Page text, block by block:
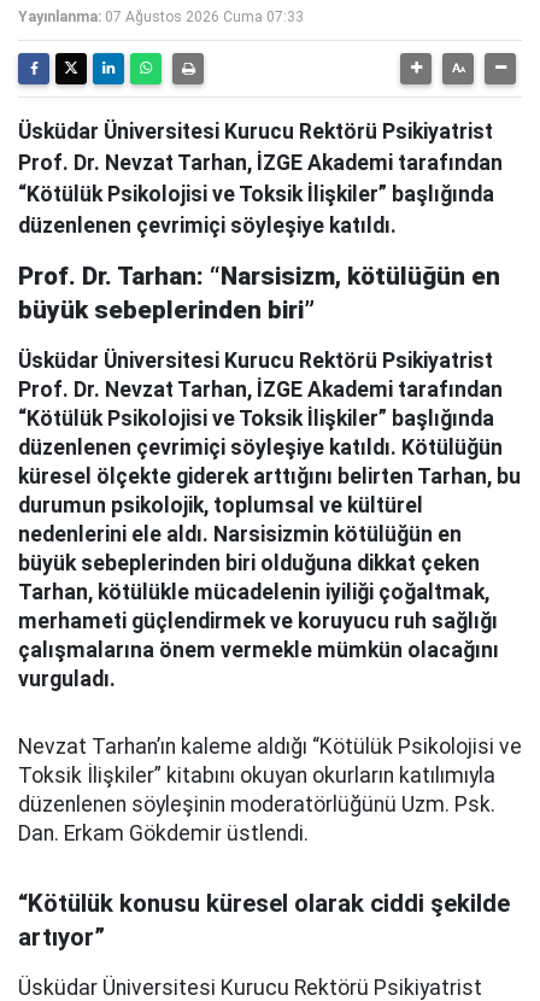
Yayınlanma: 07 Ağustos 2026 Cuma 07:33
Üsküdar Üniversitesi Kurucu Rektörü Psikiyatrist
Prof. Dr. Nevzat Tarhan, İZGE Akademi tarafından
“Kötülük Psikolojisi ve Toksik İlişkiler” başlığında
düzenlenen çevrimiçi söyleşiye katıldı.
Prof. Dr. Tarhan: “Narsisizm, kötülüğün en
büyük sebeplerinden biri”
Üsküdar Üniversitesi Kurucu Rektörü Psikiyatrist
Prof. Dr. Nevzat Tarhan, İZGE Akademi tarafından
“Kötülük Psikolojisi ve Toksik İlişkiler” başlığında
düzenlenen çevrimiçi söyleşiye katıldı. Kötülüğün
küresel ölçekte giderek arttığını belirten Tarhan, bu
durumun psikolojik, toplumsal ve kültürel
nedenlerini ele aldı. Narsisizmin kötülüğün en
büyük sebeplerinden biri olduğuna dikkat çeken
Tarhan, kötülükle mücadelenin iyiliği çoğaltmak,
merhameti güçlendirmek ve koruyucu ruh sağlığı
çalışmalarına önem vermekle mümkün olacağını
vurguladı.
Nevzat Tarhan’ın kaleme aldığı “Kötülük Psikolojisi ve
Toksik İlişkiler” kitabını okuyan okurların katılımıyla
düzenlenen söyleşinin moderatörlüğünü Uzm. Psk.
Dan. Erkam Gökdemir üstlendi.
“Kötülük konusu küresel olarak ciddi şekilde
artıyor”
Üsküdar Üniversitesi Kurucu Rektörü Psikiyatrist